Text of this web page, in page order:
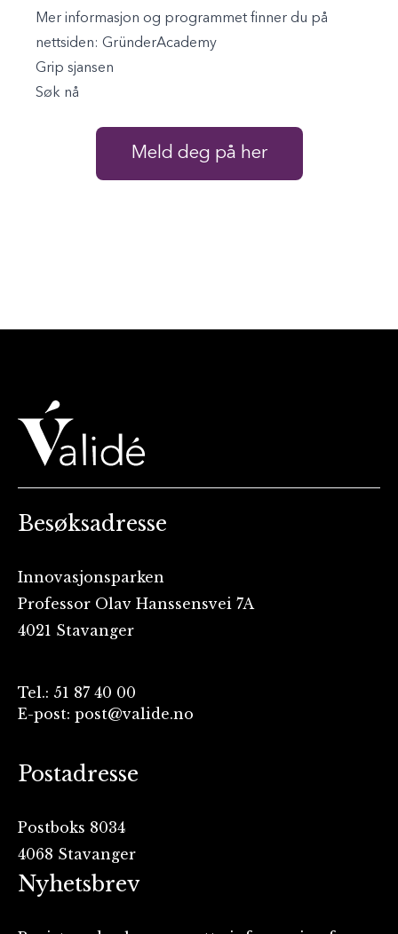
Mer informasjon og programmet finner du på
nettsiden: GründerAcademy
Grip sjansen
Søk nå
Meld deg på her
Besøksadresse
Innovasjonsparken
Professor Olav Hanssensvei 7A
4021 Stavanger
Tel.: 51 87 40 00
E-post: post@valide.no
Postadresse
Postboks 8034
4068 Stavanger
Nyhetsbrev